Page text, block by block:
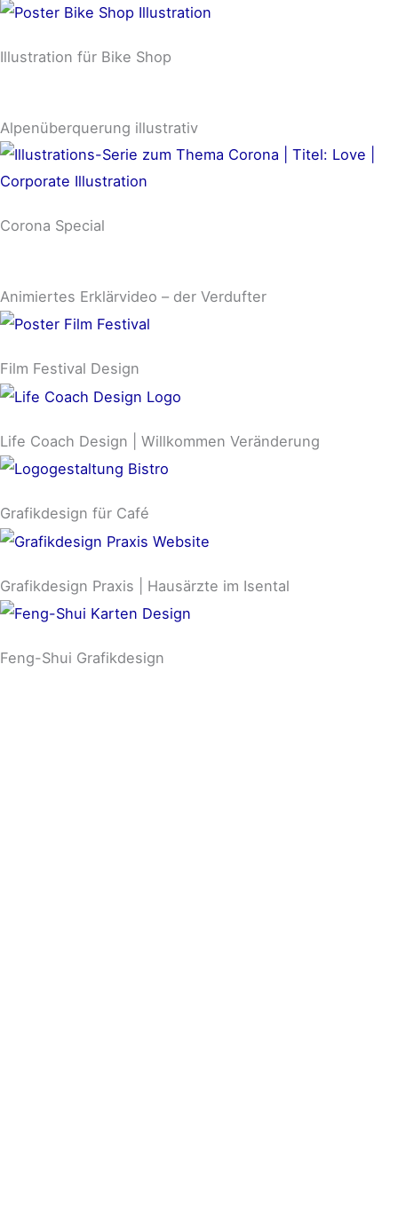
Illustration für Bike Shop
Alpenüberquerung illustrativ
Corona Special
Animiertes Erklärvideo – der Verdufter
Film Festival Design
Life Coach Design | Willkommen Veränderung
Grafikdesign für Café
Grafikdesign Praxis | Hausärzte im Isental
Feng-Shui Grafikdesign